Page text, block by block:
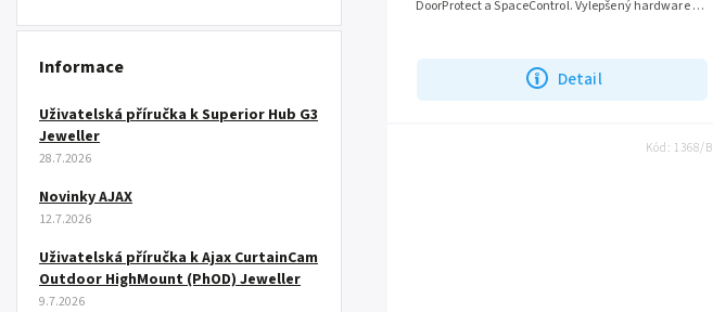
Informace
Uživatelská příručka k Superior Hub G3
Jeweller
28.7.2026
Novinky AJAX
12.7.2026
Uživatelská příručka k Ajax CurtainCam
Outdoor HighMount (PhOD) Jeweller
9.7.2026
Detail
DoorProtect a SpaceControl. Vylepšený hardware a
Kód: 1368/B